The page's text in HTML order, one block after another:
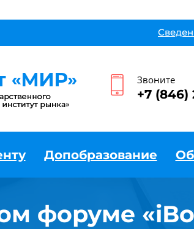
Звоните
+7
Допобразование
форуме